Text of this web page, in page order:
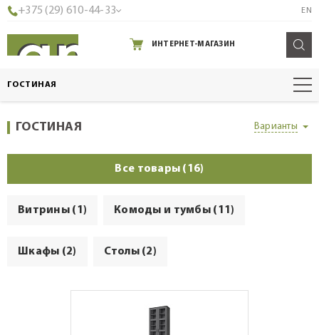
+375 (29) 610-44-33 EN
ИНТЕРНЕТ-МАГАЗИН
ГОСТИНАЯ
ГОСТИНАЯ Варианты
Все товары (16)
Витрины (1) Комоды и тумбы (11)
Шкафы (2) Столы (2)